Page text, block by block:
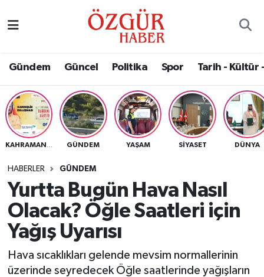
Gündem Güncel Politika Spor Tarih - Kültür
GÜNDEM YAŞAM SIYASET DÜNYA
HABERLER GÜNDEM
Yurtta Bugün Hava Nasıl
Olacak? Öğle Saatleri için
Yağış Uyarısı
Hava sıcaklıkları gelende mevsim normallerinin
üzerinde seyredecek Öğle saatlerinde yağışların
Eğitim
Ekonomi
Güncel
Gündem
Magazin
Politika
Nöbetçi Eczaneler
Namaz Vakitleri
Trafik Durumu
Süper Lig Puan Durumu ve Fikstür
Tüm Manşetler
Son Dakika Haberleri
Haber Arşivi